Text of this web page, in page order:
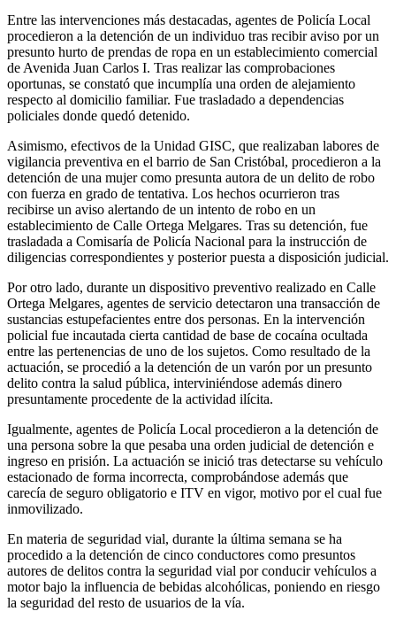
Entre las intervenciones más destacadas, agentes de Policía Local
procedieron a la detención de un individuo tras recibir aviso por un
presunto hurto de prendas de ropa en un establecimiento comercial
de Avenida Juan Carlos I. Tras realizar las comprobaciones
oportunas, se constató que incumplía una orden de alejamiento
respecto al domicilio familiar. Fue trasladado a dependencias
policiales donde quedó detenido.
Asimismo, efectivos de la Unidad GISC, que realizaban labores de
vigilancia preventiva en el barrio de San Cristóbal, procedieron a la
detención de una mujer como presunta autora de un delito de robo
con fuerza en grado de tentativa. Los hechos ocurrieron tras
recibirse un aviso alertando de un intento de robo en un
establecimiento de Calle Ortega Melgares. Tras su detención, fue
trasladada a Comisaría de Policía Nacional para la instrucción de
diligencias correspondientes y posterior puesta a disposición judicial.
Por otro lado, durante un dispositivo preventivo realizado en Calle
Ortega Melgares, agentes de servicio detectaron una transacción de
sustancias estupefacientes entre dos personas. En la intervención
policial fue incautada cierta cantidad de base de cocaína ocultada
entre las pertenencias de uno de los sujetos. Como resultado de la
actuación, se procedió a la detención de un varón por un presunto
delito contra la salud pública, interviniéndose además dinero
presuntamente procedente de la actividad ilícita.
Igualmente, agentes de Policía Local procedieron a la detención de
una persona sobre la que pesaba una orden judicial de detención e
ingreso en prisión. La actuación se inició tras detectarse su vehículo
estacionado de forma incorrecta, comprobándose además que
carecía de seguro obligatorio e ITV en vigor, motivo por el cual fue
inmovilizado.
En materia de seguridad vial, durante la última semana se ha
procedido a la detención de cinco conductores como presuntos
autores de delitos contra la seguridad vial por conducir vehículos a
motor bajo la influencia de bebidas alcohólicas, poniendo en riesgo
la seguridad del resto de usuarios de la vía.